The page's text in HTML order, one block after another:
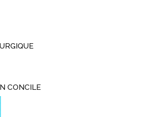
CONCILE